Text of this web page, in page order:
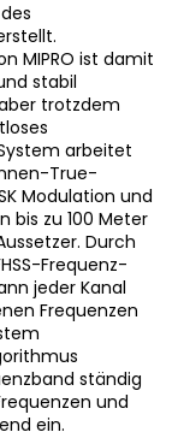
MIPRO ist damit
stabil
trotzdem
arbeitet
True-
Modulation und
bis zu 100 Meter
Durch
Frequenz-
jeder Kanal
Frequenzen
ständig
und
ein.